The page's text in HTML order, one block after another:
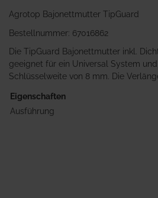
Agrotop Bajonettmutter TipGuard
Bestellnummer: 67016862
Die TipGuard Bajonettmutter inkl.
geeignet für ein Universal System
Schlüsselweite von 8 mm. Die
Eigenschaften
Ausführung